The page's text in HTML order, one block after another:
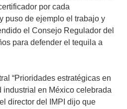
por cada
puso de ejemplo el trabajo y
el Consejo Regulador del
para defender el tequila a
“Prioridades estratégicas en
industrial en México celebrada
director del IMPI dijo que